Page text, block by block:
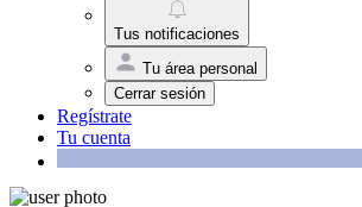
Tus notificaciones
Tu área personal
Cerrar sesión
Regístrate
Tu cuenta